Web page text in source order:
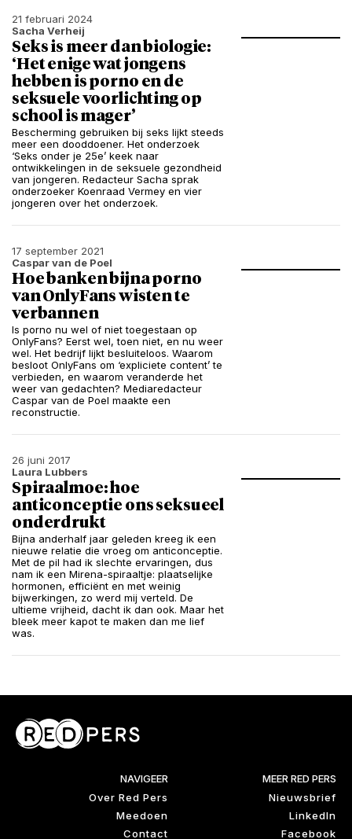
21 februari 2024
Sacha Verheij
Seks is meer dan biologie:
‘Het enige wat jongens
hebben is porno en de
seksuele voorlichting op
school is mager’
Bescherming gebruiken bij seks lijkt steeds
meer een dooddoener. Het onderzoek
‘Seks onder je 25e’ keek naar
ontwikkelingen in de seksuele gezondheid
van jongeren. Redacteur Sacha sprak
onderzoeker Koenraad Vermey en vier
jongeren over het onderzoek.
17 september 2021
Caspar van de Poel
Hoe banken bijna porno
van OnlyFans wisten te
verbannen
Is porno nu wel of niet toegestaan op
OnlyFans? Eerst wel, toen niet, en nu weer
wel. Het bedrijf lijkt besluiteloos. Waarom
besloot OnlyFans om ‘expliciete content’ te
verbieden, en waarom veranderde het
weer van gedachten? Mediaredacteur
Caspar van de Poel maakte een
reconstructie.
26 juni 2017
Laura Lubbers
Spiraalmoe: hoe
anticonceptie ons seksueel
onderdrukt
Bijna anderhalf jaar geleden kreeg ik een
nieuwe relatie die vroeg om anticonceptie.
Met de pil had ik slechte ervaringen, dus
nam ik een Mirena-spiraaltje: plaatselijke
hormonen, efficiënt en met weinig
bijwerkingen, zo werd mij verteld. De
ultieme vrijheid, dacht ik dan ook. Maar het
bleek meer kapot te maken dan me lief
was.
NAVIGEER
Over Red Pers
Meedoen
Contact
MEER RED PERS
Nieuwsbrief
LinkedIn
Facebook